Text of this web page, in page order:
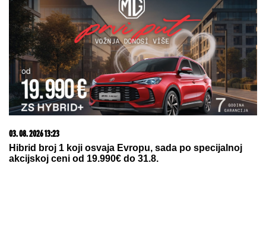
20. 07. 2026 08:04
REGISTRUJ SE UZ PROMO KOD CASINO Preuzmi
1500 BESPLATNIH SPINOVA